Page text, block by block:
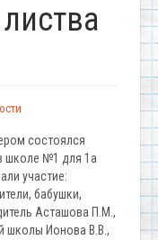
состоялся
школе №1 для 1а
участие:
бабушки,
Асташова П.М.,
школы Ионова В.В.,